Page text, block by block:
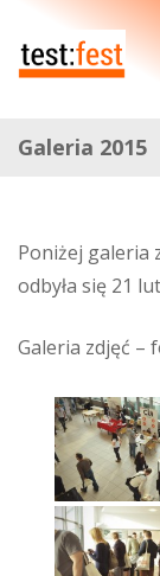
Galeria 2015
Poniżej galeria
odbyła się 21
Galeria zdjęć